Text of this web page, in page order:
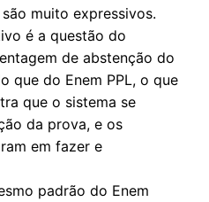
muito expressivos.
é a questão do
de abstenção do
que do Enem PPL, o que
que o sistema se
da prova, e os
em fazer e
padrão do Enem